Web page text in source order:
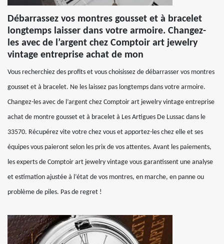
Débarrassez vos montres gousset et à bracelet
longtemps laisser dans votre armoire. Changez-
les avec de l’argent chez Comptoir art jewelry
vintage entreprise achat de mon
Vous recherchiez des profits et vous choisissez de débarrasser vos montres
gousset et à bracelet. Ne les laissez pas longtemps dans votre armoire.
Changez-les avec de l’argent chez Comptoir art jewelry vintage entreprise
achat de montre gousset et à bracelet à Les Artigues De Lussac dans le
33570. Récupérez vite votre chez vous et apportez-les chez elle et ses
équipes vous paieront selon les prix de vos attentes. Avant les paiements,
les experts de Comptoir art jewelry vintage vous garantissent une analyse
et estimation ajustée à l’état de vos montres, en marche, en panne ou
problème de piles. Pas de regret !